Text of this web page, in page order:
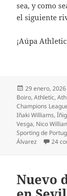
sea, y como
el siguiente
¡Aúpa
Publicado
el
29 enero, 2026
Boiro,Athletic,
Champions
Iñaki Williams,
Vesga, Nico
Sporting de
Álvarez
24
Nuevo